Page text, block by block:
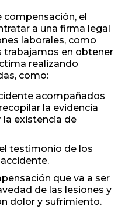
compensación, el
a una firma legal
laborales, como
trabajamos en obtener
realizando
como:
acompañados
la evidencia
la existencia de
testimonio de los
que va a ser
de las lesiones y
dolor y sufrimiento.